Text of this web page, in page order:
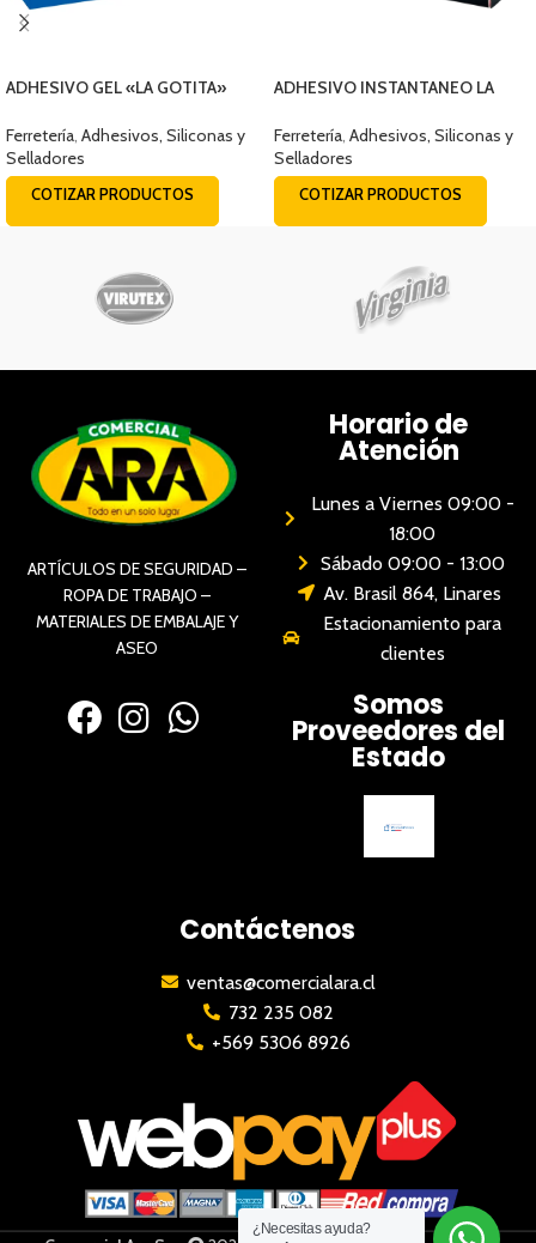
ADHESIVO GEL «LA GOTITA»
Ferretería Adhesivos, Siliconas y
Selladores
COTIZAR PRODUCTOS
ADHESIVO INSTANTANEO LA
Ferretería Adhesivos, Siliconas y
Selladores
COTIZAR PRODUCTOS
ARTÍCULOS DE SEGURIDAD –
ROPA DE TRABAJO –
MATERIALES DE EMBALAJE Y
ASEO
Horario de
Atención
Lunes a Viernes 09:00 -
18:00
Sábado 09:00 - 13:00
Av. Brasil 864, Linares
Estacionamiento para
clientes
Somos
Proveedores del
Estado
Contáctenos
ventas@comercialara.cl
732 235 082
+569 5306 8926
¿Necesitas ayuda?